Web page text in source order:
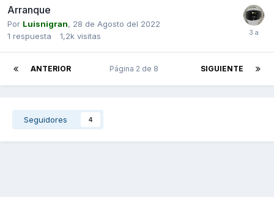
Arranque
Por Luisnigran, 28 de Agosto del 2022
1 respuesta 1,2k visitas
ANTERIOR SIGUIENTE
Página 2 de 8
Seguidores 4